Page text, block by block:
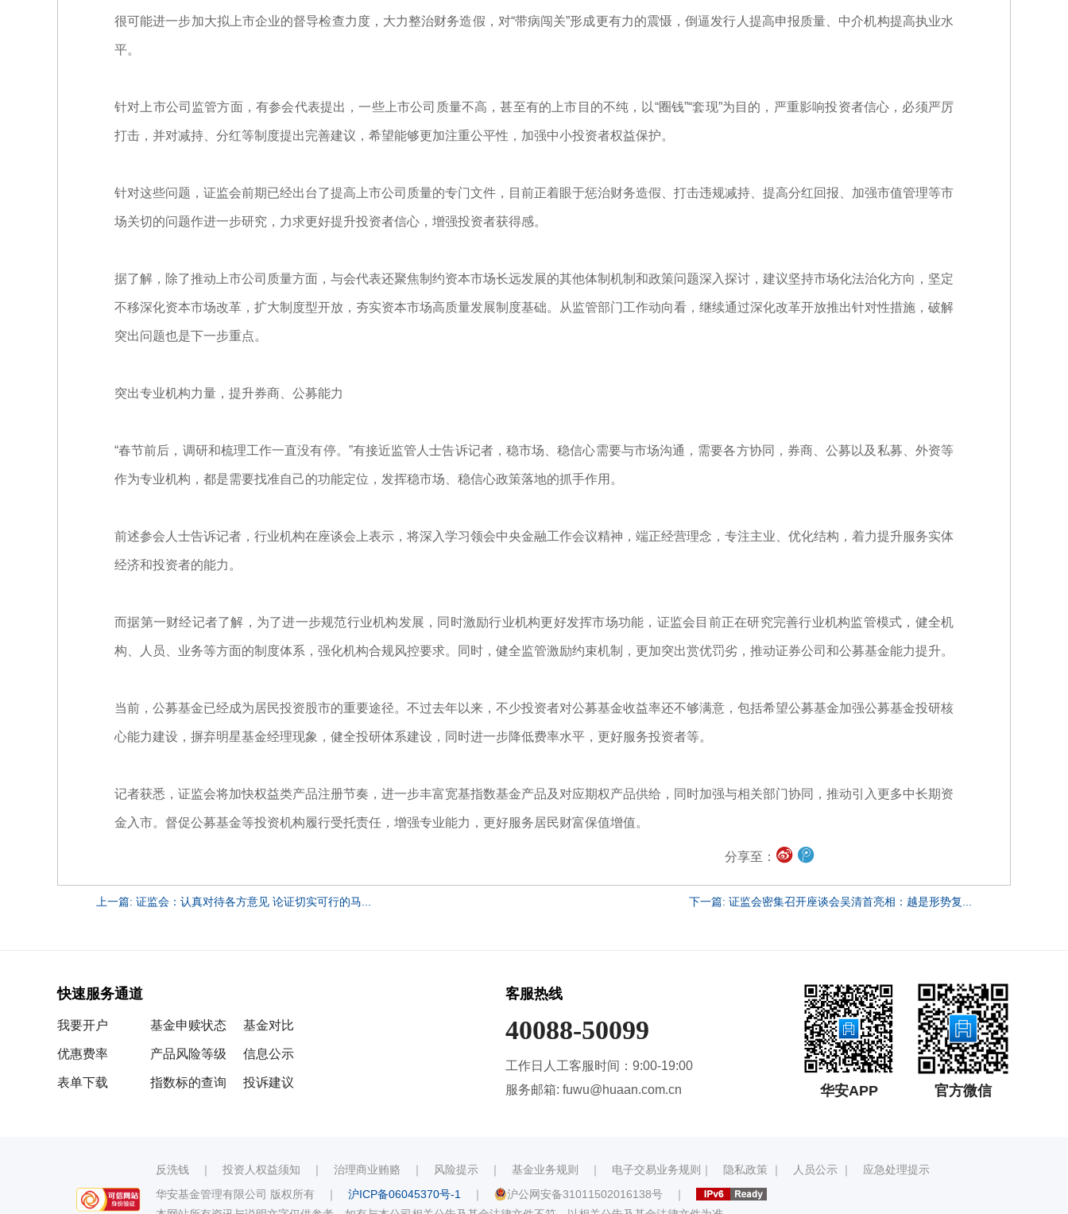
很可能进一步加大拟上市企业的督导检查力度，大力整治财务造假，对“带病闯关”形成更有力的震慑，倒逼发行人提高申报质量、中介机构提高执业水
平。
针对上市公司监管方面，有参会代表提出，一些上市公司质量不高，甚至有的上市目的不纯，以“圈钱”“套现”为目的，严重影响投资者信心，必须严厉
打击，并对减持、分红等制度提出完善建议，希望能够更加注重公平性，加强中小投资者权益保护。
针对这些问题，证监会前期已经出台了提高上市公司质量的专门文件，目前正着眼于惩治财务造假、打击违规减持、提高分红回报、加强市值管理等市
场关切的问题作进一步研究，力求更好提升投资者信心，增强投资者获得感。
据了解，除了推动上市公司质量方面，与会代表还聚焦制约资本市场长远发展的其他体制机制和政策问题深入探讨，建议坚持市场化法治化方向，坚定
不移深化资本市场改革，扩大制度型开放，夯实资本市场高质量发展制度基础。从监管部门工作动向看，继续通过深化改革开放推出针对性措施，破解
突出问题也是下一步重点。
突出专业机构力量，提升券商、公募能力
“春节前后，调研和梳理工作一直没有停。”有接近监管人士告诉记者，稳市场、稳信心需要与市场沟通，需要各方协同，券商、公募以及私募、外资等
作为专业机构，都是需要找准自己的功能定位，发挥稳市场、稳信心政策落地的抓手作用。
前述参会人士告诉记者，行业机构在座谈会上表示，将深入学习领会中央金融工作会议精神，端正经营理念，专注主业、优化结构，着力提升服务实体
经济和投资者的能力。
而据第一财经记者了解，为了进一步规范行业机构发展，同时激励行业机构更好发挥市场功能，证监会目前正在研究完善行业机构监管模式，健全机
构、人员、业务等方面的制度体系，强化机构合规风控要求。同时，健全监管激励约束机制，更加突出赏优罚劣，推动证券公司和公募基金能力提升。
当前，公募基金已经成为居民投资股市的重要途径。不过去年以来，不少投资者对公募基金收益率还不够满意，包括希望公募基金加强公募基金投研核
心能力建设，摒弃明星基金经理现象，健全投研体系建设，同时进一步降低费率水平，更好服务投资者等。
记者获悉，证监会将加快权益类产品注册节奏，进一步丰富宽基指数基金产品及对应期权产品供给，同时加强与相关部门协同，推动引入更多中长期资
金入市。督促公募基金等投资机构履行受托责任，增强专业能力，更好服务居民财富保值增值。
分享至：
上一篇: 证监会：认真对待各方意见 论证切实可行的马... 下一篇: 证监会密集召开座谈会吴清首亮相：越是形势复...
快速服务通道
我要开户
优惠费率
表单下载
基金申赎状态
产品风险等级
指数标的查询
基金对比
信息公示
投诉建议
华安APP 官方微信
客服热线
40088-50099
工作日人工客服时间：9:00-19:00
服务邮箱: fuwu@huaan.com.cn
反洗钱 ｜ 投资人权益须知 ｜ 治理商业贿赂 ｜ 风险提示 ｜ 基金业务规则 ｜ 电子交易业务规则 ｜ 隐私政策 ｜ 人员公示 ｜ 应急处理提示
华安基金管理有限公司 版权所有 ｜ 沪ICP备06045370号-1 ｜ 沪公网安备31011502016138号 ｜